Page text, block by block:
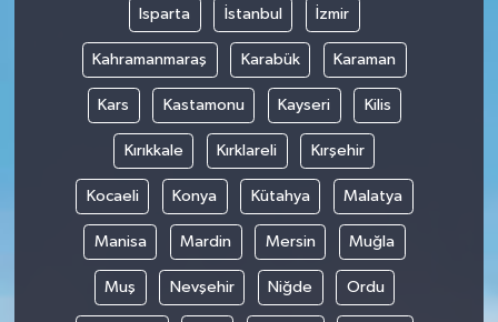
Isparta İstanbul İzmir
Kahramanmaraş Karabük Karaman
Kars Kastamonu Kayseri Kilis
Kırıkkale Kırklareli Kırşehir
Kocaeli Konya Kütahya Malatya
Manisa Mardin Mersin Muğla
Muş Nevşehir Niğde Ordu